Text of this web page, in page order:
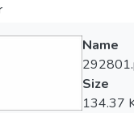
Name
Size
134.37